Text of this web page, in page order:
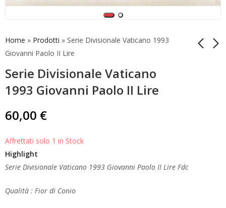
Home » Prodotti » Serie Divisionale Vaticano 1993
Giovanni Paolo II Lire
Serie Divisionale Vaticano
1993 Giovanni Paolo II Lire
Serie Divisionale
Vaticano 1992
Giovanni Paolo II Lire
Serie Divisionale
Vaticano 1994
Giovanni Paolo II Lire
60,00 €
Affrettati solo 1 in Stock
Highlight
Serie Divisionale Vaticano 1993 Giovanni Paolo II Lire Fdc
Qualità : Fior di Conio